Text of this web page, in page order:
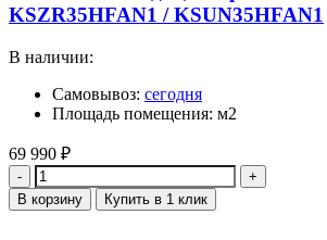
KSZR35HFAN1 / KSUN35HFAN1
В наличии:
Самовывоз: сегодня
Площадь помещения: м2
69 990 ₽
Количество
В корзину Купить в 1 клик